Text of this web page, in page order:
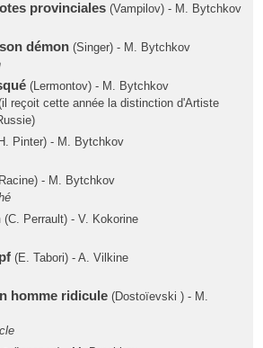
provinciales(Vampilov) - M. Bytchkov
démon(Singer) - M. Bytchkov
(Lermontov) - M. Bytchkov
reçoit cette année la distinction d'Artiste
Pinter) - M. Bytchkov
- M. Bytchkov
(C. Perrault) - V. Kokorine
(E. Tabori) - A. Vilkine
homme ridicule(Dostoïevski ) - M.